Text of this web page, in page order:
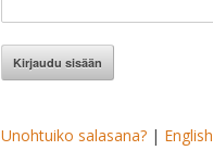
Kirjaudu sisään
Unohtuiko salasana? | English